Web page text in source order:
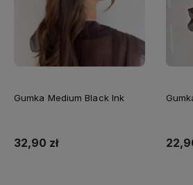
Gumka Medium Black Ink
32,90 zł